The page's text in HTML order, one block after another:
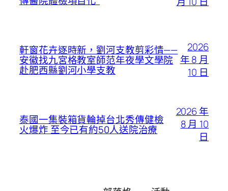
軒窗花卉逐時新，劉河支教剪彩情——
安徽找九宮格教室師范年夜學文學院
赴肥西縣劉河小學支教
2026
年 8 月
10 日
泰國一集裝箱貨輪掉台北秀傳健檢
火爆炸 至今已有約50人送院治療
2026 年
8 月 10
日